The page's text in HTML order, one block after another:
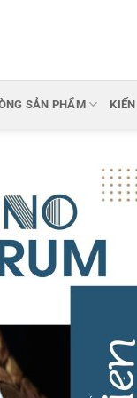
SẢN PHẨM